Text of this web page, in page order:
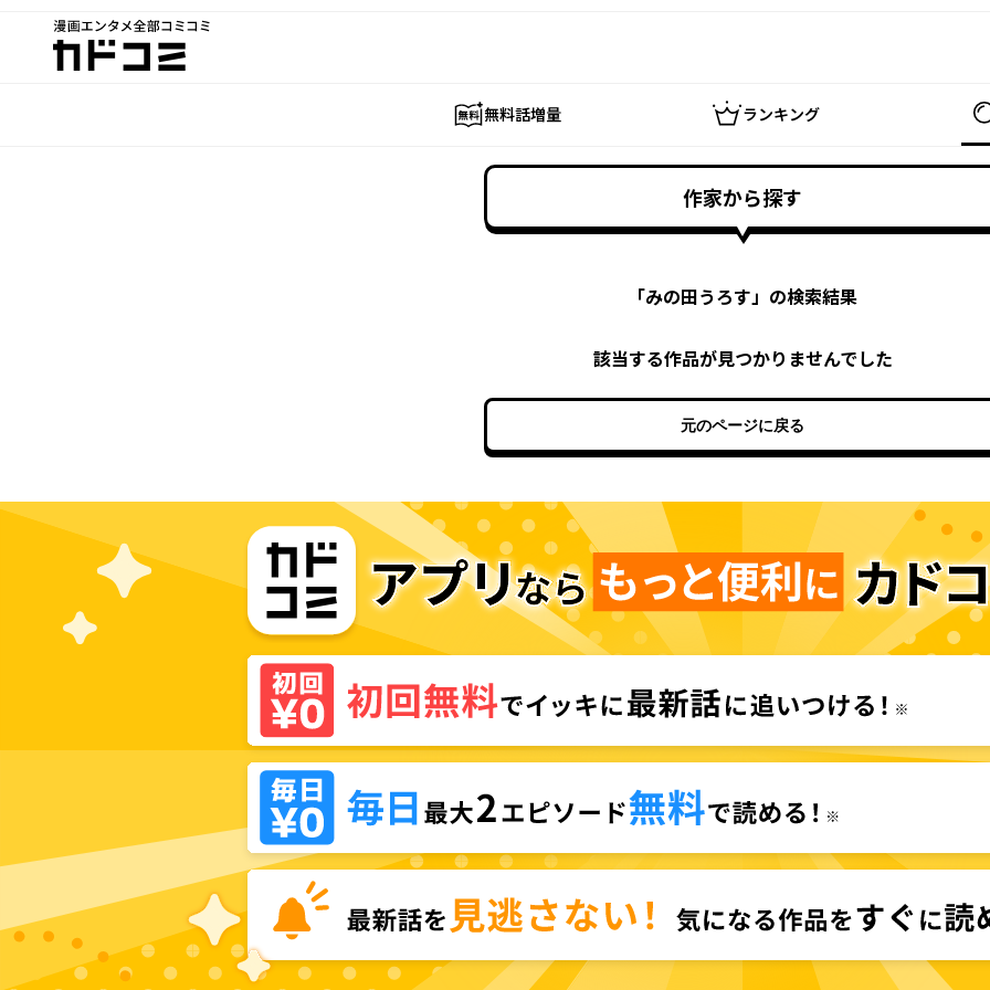
漫画エンタメ全部コミコミ
カドコミ
無料話増量 ランキング
作家から探す
「みの田うろす」の検索結果
該当する作品が見つかりませんでした
元のページに戻る